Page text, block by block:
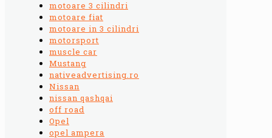
motoare 3 cilindri
motoare fiat
motoare in 3 cilindri
motorsport
muscle car
Mustang
nativeadvertising.ro
Nissan
nissan qashqai
off road
Opel
opel ampera